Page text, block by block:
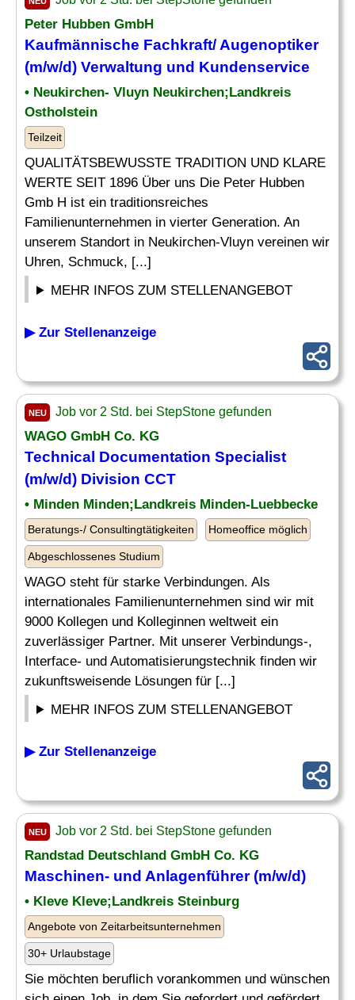
Peter Hubben GmbH
Kaufmännische Fachkraft/ Augenoptiker
(m/w/d) Verwaltung und Kundenservice
• Neukirchen- Vluyn Neukirchen;Landkreis
Ostholstein
Teilzeit
QUALITÄTSBEWUSSTE TRADITION UND KLARE
WERTE SEIT 1896 Über uns Die Peter Hubben
Gmb H ist ein traditionsreiches
Familienunternehmen in vierter Generation. An
unserem Standort in Neukirchen-Vluyn vereinen wir
Uhren, Schmuck, [...]
MEHR INFOS ZUM STELLENANGEBOT
▶ Zur Stellenanzeige
NEU Job vor 2 Std. bei StepStone gefunden
WAGO GmbH Co. KG
Technical Documentation Specialist
(m/w/d) Division CCT
• Minden Minden;Landkreis Minden-Luebbecke
Beratungs-/ Consultingtätigkeiten Homeoffice möglich
Abgeschlossenes Studium
WAGO steht für starke Verbindungen. Als
internationales Familienunternehmen sind wir mit
9000 Kollegen und Kolleginnen weltweit ein
zuverlässiger Partner. Mit unserer Verbindungs-,
Interface- und Automatisierungstechnik finden wir
zukunftsweisende Lösungen für [...]
MEHR INFOS ZUM STELLENANGEBOT
▶ Zur Stellenanzeige
NEU Job vor 2 Std. bei StepStone gefunden
Randstad Deutschland GmbH Co. KG
Maschinen- und Anlagenführer (m/w/d)
• Kleve Kleve;Landkreis Steinburg
Angebote von Zeitarbeitsunternehmen
30+ Urlaubstage
Sie möchten beruflich vorankommen und wünschen